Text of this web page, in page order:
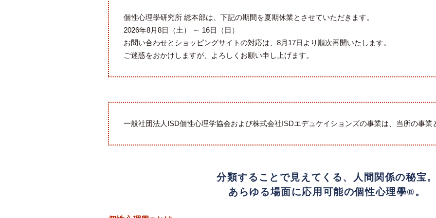
個性心理學研究所 総本部は、下記の期間を夏期休業とさせていただきます。
2026年8月8日（土） ～ 16日（日）
お問い合わせとショッピングサイトの対応は、8月17日より順次再開いたします。
ご迷惑をおかけしますが、よろしくお願い申し上げます。
一般社団法人ISD個性心理学協会および株式会社ISDエデュケイションズの事業は、当所の事業
分類することで見えてくる、人間関係の秘宝。
あらゆる場面に応用可能の個性心理學®。